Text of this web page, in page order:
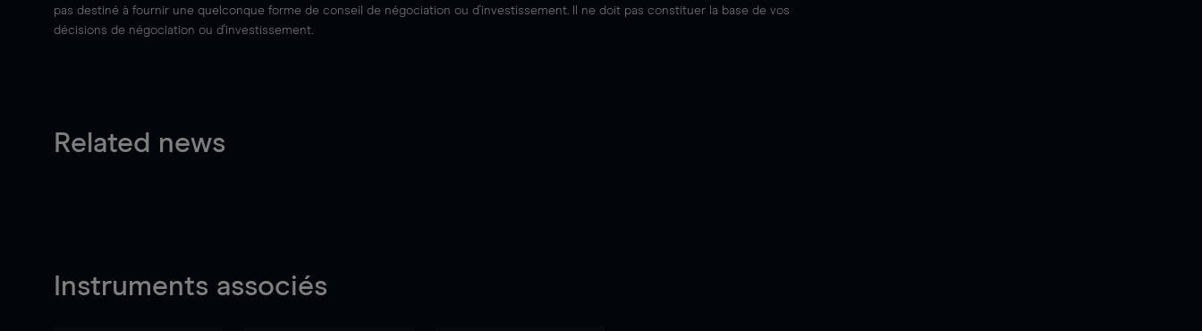
pas destiné à fournir une quelconque forme de conseil de négociation ou d'investissement. Il ne doit pas constituer la base de vos
décisions de négociation ou d'investissement.
Related news
Instruments associés